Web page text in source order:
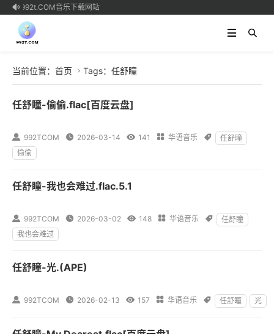

网-992t.COM音乐下载网站
当前位置： 首页  Tags：任舒瞳
任舒瞳-偷偷.flac[百度云盘]
 992TCOM  2026-03-14  141  华语音乐 
任舒瞳
偷偷
任舒瞳-我也会难过.flac.5.1
 992TCOM  2026-03-02  148  华语音乐 
任舒瞳
我也会难过
任舒瞳-光.(APE)
 992TCOM  2026-02-13  157  华语音乐  任舒瞳 光